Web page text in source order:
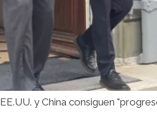
EE.UU. y China consiguen